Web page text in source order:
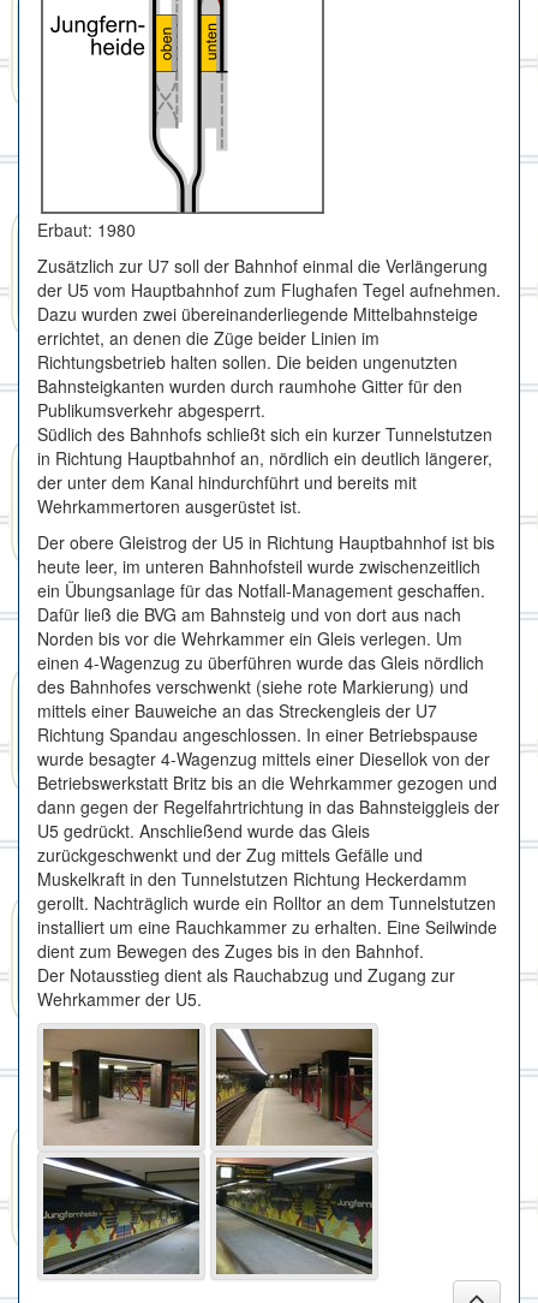
Erbaut: 1980
Zusätzlich zur U7 soll der Bahnhof einmal die Verlängerung
der U5 vom Hauptbahnhof zum Flughafen Tegel aufnehmen.
Dazu wurden zwei übereinanderliegende Mittelbahnsteige
errichtet, an denen die Züge beider Linien im
Richtungsbetrieb halten sollen. Die beiden ungenutzten
Bahnsteigkanten wurden durch raumhohe Gitter für den
Publikumsverkehr abgesperrt.
Südlich des Bahnhofs schließt sich ein kurzer Tunnelstutzen
in Richtung Hauptbahnhof an, nördlich ein deutlich längerer,
der unter dem Kanal hindurchführt und bereits mit
Wehrkammertoren ausgerüstet ist.
Der obere Gleistrog der U5 in Richtung Hauptbahnhof ist bis
heute leer, im unteren Bahnhofsteil wurde zwischenzeitlich
ein Übungsanlage für das Notfall-Management geschaffen.
Dafür ließ die BVG am Bahnsteig und von dort aus nach
Norden bis vor die Wehrkammer ein Gleis verlegen. Um
einen 4-Wagenzug zu überführen wurde das Gleis nördlich
des Bahnhofes verschwenkt (siehe rote Markierung) und
mittels einer Bauweiche an das Streckengleis der U7
Richtung Spandau angeschlossen. In einer Betriebspause
wurde besagter 4-Wagenzug mittels einer Diesellok von der
Betriebswerkstatt Britz bis an die Wehrkammer gezogen und
dann gegen der Regelfahrtrichtung in das Bahnsteiggleis der
U5 gedrückt. Anschließend wurde das Gleis
zurückgeschwenkt und der Zug mittels Gefälle und
Muskelkraft in den Tunnelstutzen Richtung Heckerdamm
gerollt. Nachträglich wurde ein Rolltor an dem Tunnelstutzen
installiert um eine Rauchkammer zu erhalten. Eine Seilwinde
dient zum Bewegen des Zuges bis in den Bahnhof.
Der Notausstieg dient als Rauchabzug und Zugang zur
Wehrkammer der U5.